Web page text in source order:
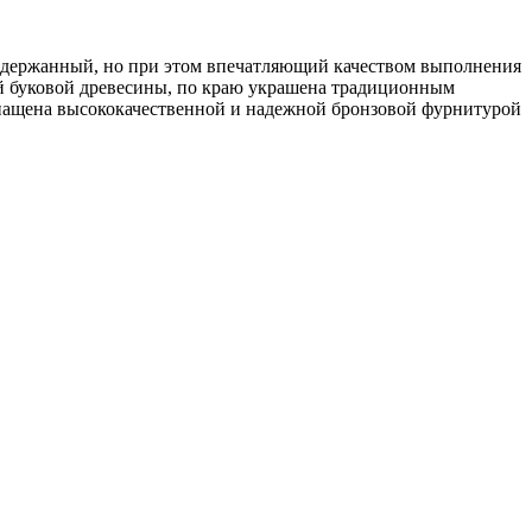
но при этом впечатляющий качеством выполнения
буковой древесины, по краю украшена традиционным
высококачественной и надежной бронзовой фурнитурой